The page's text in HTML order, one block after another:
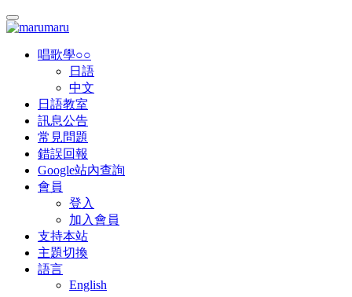
唱歌學○○
日語
中文
日語教室
訊息公告
常見問題
錯誤回報
Google站內查詢
會員
登入
加入會員
支持本站
主題切換
語言
English